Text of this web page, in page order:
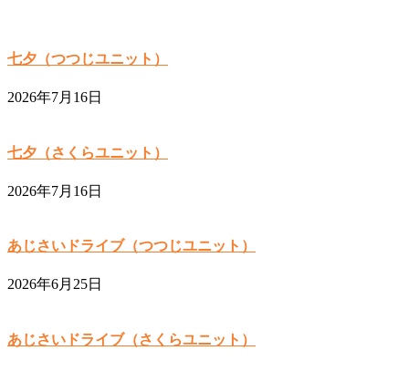
七夕（つつじユニット）
2026年7月16日
七夕（さくらユニット）
2026年7月16日
あじさいドライブ（つつじユニット）
2026年6月25日
あじさいドライブ（さくらユニット）